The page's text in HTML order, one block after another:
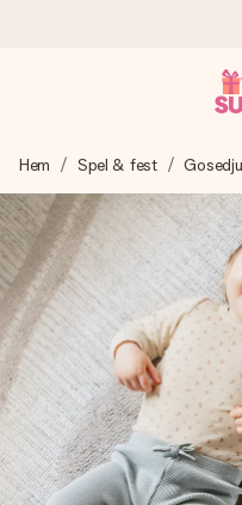
Vi skapar din gåva med
– så att du kan ge den i
mest.
4,6 (baserat på
Våra gåvor inspirerar.
Reviews.
Gratis hälsning
Hem Spel & fest